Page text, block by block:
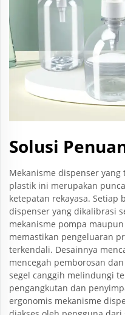
Solusi
Mekanisme dispenser
plastik ini merupakan
ketepatan rekayasa. Setiap
dispenser yang dikalibrasi
mekanisme pompa
memastikan pengeluaran
terkendali. Desainnya
mencegah pemborosan
segel canggih melindungi
pengangkutan dan
ergonomis mekanisme